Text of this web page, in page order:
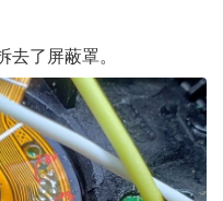
去了屏蔽罩。